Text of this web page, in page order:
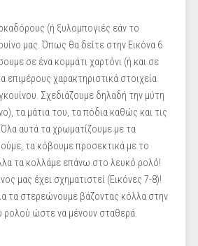
(ή ξυλομπογιές εάν το
μας. Όπως θα δείτε στην Εικόνα 6
σε ένα κομμάτι χαρτόνι (ή και σε
επιμέρους χαρακτηριστικά στοιχεία
Σχεδιάζουμε δηλαδή την μύτη
τα μάτια του, τα πόδια καθώς και τις
αυτά τα χρωματίζουμε με τα
τα κόβουμε προσεκτικά με το
τα κολλάμε επάνω στο λευκό ρολό!
μας έχει σχηματιστεί (Εικόνες 7-8)!
τα στερεώνουμε βάζοντας κόλλα στην
ρολού ώστε να μένουν σταθερά.